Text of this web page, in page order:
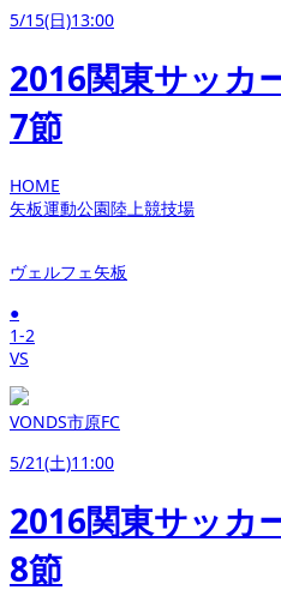
5/15(日)13:00
2016関東サッカ
7節
HOME
矢板運動公園陸上競技場
ヴェルフェ矢板
●
1-2
VS
VONDS市原FC
5/21(土)11:00
2016関東サッカ
8節